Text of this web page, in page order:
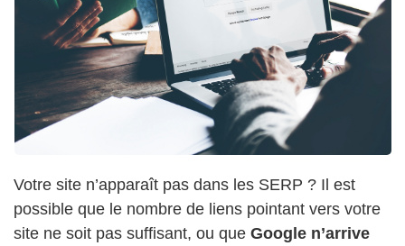
Votre site n’apparaît pas dans les SERP ? Il est
possible que le nombre de liens pointant vers votre
site ne soit pas suffisant, ou que Google n’arrive